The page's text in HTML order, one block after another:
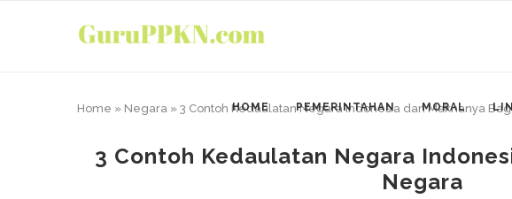
HOME PEMERINTAHAN MORAL
Home » Negara » 3 Contoh Kedaulatan Negara Indonesia dan Maknanya
3 Contoh Kedaulatan Negara
Negara